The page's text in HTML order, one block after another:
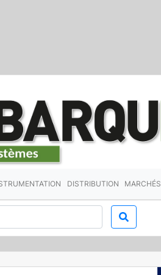
DISTRIBUTION MARCHÉS